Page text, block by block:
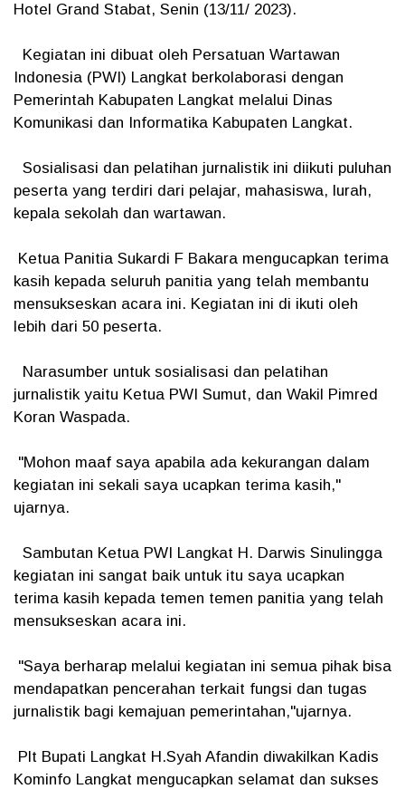
Hotel Grand Stabat, Senin (13/11/ 2023).
Kegiatan ini dibuat oleh Persatuan Wartawan
Indonesia (PWI) Langkat berkolaborasi dengan
Pemerintah Kabupaten Langkat melalui Dinas
Komunikasi dan Informatika Kabupaten Langkat.
Sosialisasi dan pelatihan jurnalistik ini diikuti puluhan
peserta yang terdiri dari pelajar, mahasiswa, lurah,
kepala sekolah dan wartawan.
Ketua Panitia Sukardi F Bakara mengucapkan terima
kasih kepada seluruh panitia yang telah membantu
mensukseskan acara ini. Kegiatan ini di ikuti oleh
lebih dari 50 peserta.
Narasumber untuk sosialisasi dan pelatihan
jurnalistik yaitu Ketua PWI Sumut, dan Wakil Pimred
Koran Waspada.
"Mohon maaf saya apabila ada kekurangan dalam
kegiatan ini sekali saya ucapkan terima kasih,"
ujarnya.
Sambutan Ketua PWI Langkat H. Darwis Sinulingga
kegiatan ini sangat baik untuk itu saya ucapkan
terima kasih kepada temen temen panitia yang telah
mensukseskan acara ini.
"Saya berharap melalui kegiatan ini semua pihak bisa
mendapatkan pencerahan terkait fungsi dan tugas
jurnalistik bagi kemajuan pemerintahan,"ujarnya.
Plt Bupati Langkat H.Syah Afandin diwakilkan Kadis
Kominfo Langkat mengucapkan selamat dan sukses